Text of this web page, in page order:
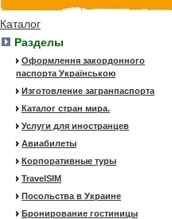
Каталог
Разделы
Оформлення закордонного
паспорта Українською
Изготовление загранпаспорта
Каталог стран мира.
Услуги для иностранцев
Авиабилеты
Корпоративные туры
TravelSIM
Посольства в Украине
Бронирование гостиницы